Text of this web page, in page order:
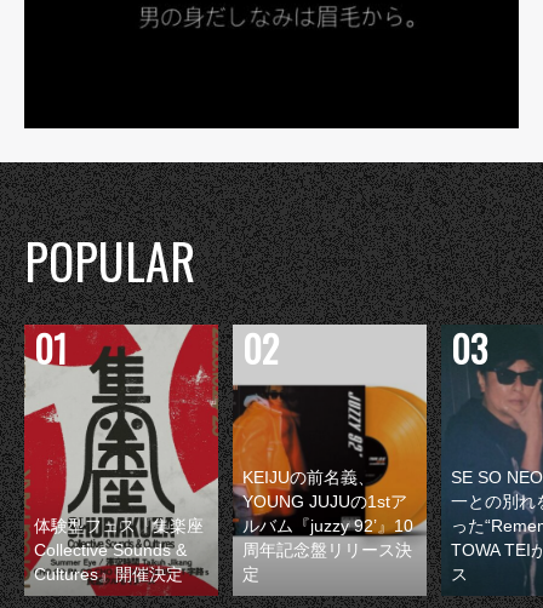
POPULAR
体験型フェス『集楽座
Collective Sounds &
Cultures』開催決定
KEIJUの前名義、
YOUNG JUJUの1stア
ルバム『juzzy 92’』10
周年記念盤リリース決
定
SE SO
一との別れ
った
TOWA TEI
ス